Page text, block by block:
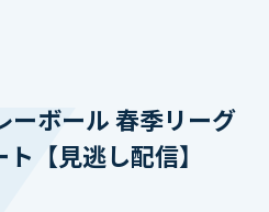
ーボール 春季リーグ
【見逃し配信】